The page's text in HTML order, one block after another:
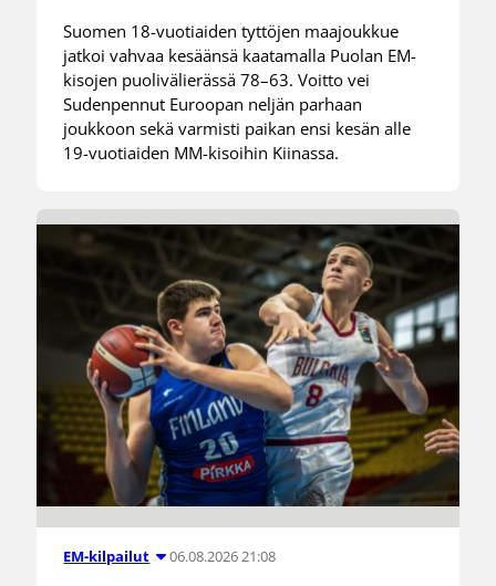
Suomen 18-vuotiaiden tyttöjen maajoukkue
jatkoi vahvaa kesäänsä kaatamalla Puolan EM-
kisojen puolivälierässä 78–63. Voitto vei
Sudenpennut Euroopan neljän parhaan
joukkoon sekä varmisti paikan ensi kesän alle
19-vuotiaiden MM-kisoihin Kiinassa.
EM-kilpailut 06.08.2026 21:08